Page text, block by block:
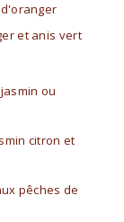
et anis vert
ou
citron et
pêches de